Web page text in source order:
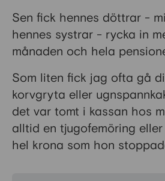
Sen fick hennes döttrar -
hennes systrar - rycka in
månaden och hela
Som liten fick jag ofta gå
korvgryta eller
det var tomt i kassan hos
alltid en tjugofemöring
hel krona som hon